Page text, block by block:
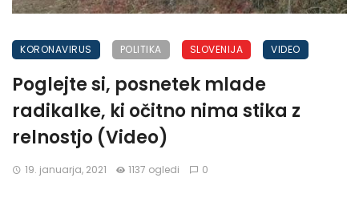
KORONAVIRUS POLITIKA SLOVENIJA VIDEO
Poglejte si, posnetek mlade
radikalke, ki očitno nima stika z
relnostjo (Video)
19. januarja, 2021 1137 ogledi 0